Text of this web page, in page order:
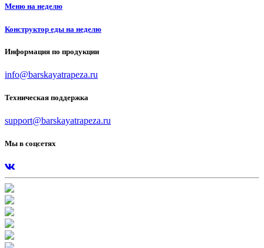
Меню на неделю
Конструктор еды на неделю
Информация по продукции
info@barskayatrapeza.ru
Техническая поддержка
support@barskayatrapeza.ru
Мы в соцсетях